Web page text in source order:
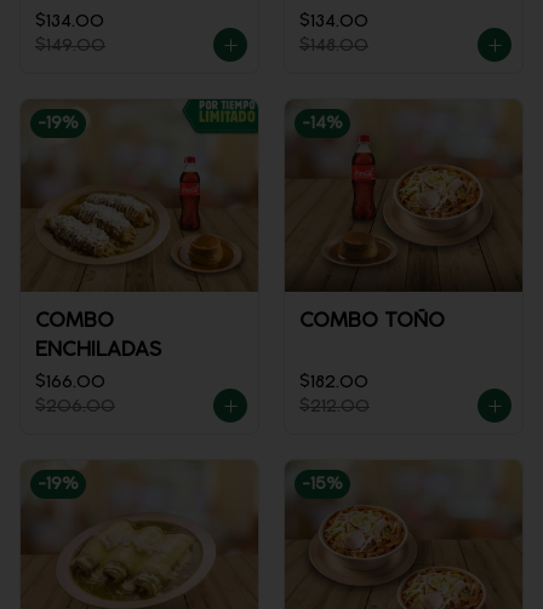
$134.00
$149.00
$134.00
$148.00
-19%
COMBO
ENCHILADAS
$166.00
$206.00
-14%
COMBO TOÑO
$182.00
$212.00
-19% -15%